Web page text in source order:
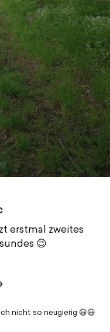
erstmal zweites
😉
nicht so neugierig 😃😃